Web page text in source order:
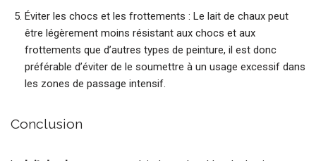
Éviter les chocs et les frottements : Le lait de chaux peut
être légèrement moins résistant aux chocs et aux
frottements que d’autres types de peinture, il est donc
préférable d’éviter de le soumettre à un usage excessif dans
les zones de passage intensif.
Conclusion